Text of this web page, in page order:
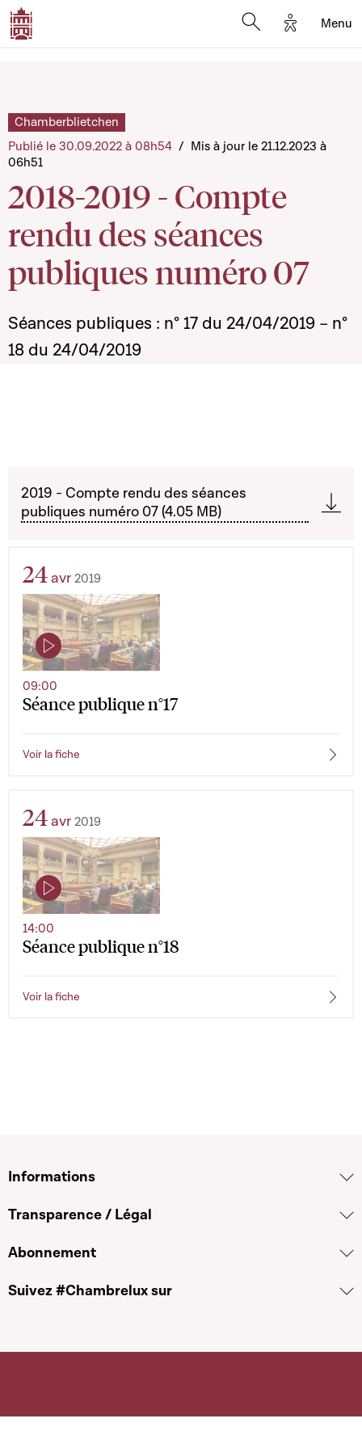
Options
Menu
2018-2019 - Compte
rendu des séances
publiques numéro 07
Chamberblietchen
Publié le 30.09.2022 à 08h54 / Mis à jour le 21.12.2023 à
06h51
Séances publiques : n° 17 du 24/04/2019 – n°
18 du 24/04/2019
2019 - Compte rendu des séances
publiques numéro 07 (4.05 MB)
24avr 2019
Séance publique n°17
09:00
Voir la fiche
24avr 2019
Séance publique n°18
14:00
Voir la fiche
Informations
Transparence / Légal
Abonnement
Suivez #Chambrelux sur